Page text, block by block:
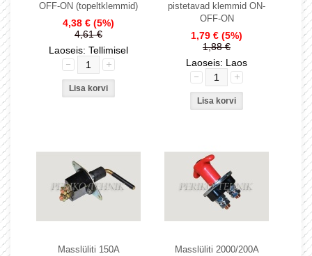
OFF-ON (topeltklemmid)
4,38 € (5%)
4,61 €
Laoseis: Tellimisel
pistetavad klemmid ON-
OFF-ON
1,79 € (5%)
1,88 €
Laoseis: Laos
Masslüliti 150A
Masslüliti 2000/200A